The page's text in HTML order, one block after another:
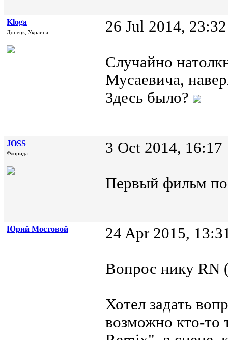
Kloga
Донецк, Украина 26 Jul 2014, 23:32
Случайно
Мусаевича,
Здесь было?
JOSS
Флорида 3 Oct 2014, 16:17
Первый фильм по
Юрий Мостовой 24 Apr 2015,
Вопрос нику RN
Хотел задать
возможно кто-то